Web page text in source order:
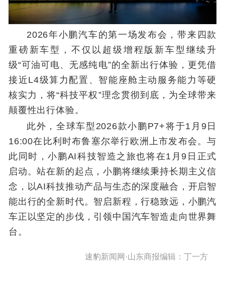
2026年小鹏汽车的第一场发布会，带来四款
重磅新车型，不仅以超级增程版新车型继续升
级“可油可电、无感纯电”的全新出行体验，更凭借
接近L4级算力配置、智能座舱主动服务能力等硬
核实力，将“科技平权”理念贯彻到底，为全球带来
颠覆性出行体验。
此外，全球车型2026款小鹏P7+将于1月9日
16:00在比利时布鲁塞尔举行欧洲上市发布会。与
此同时，小鹏AI科技智造之旅也将在1月9日正式
启动。站在新的起点，小鹏将继续秉持长期主义信
念，以AI科技推动产品与生态的深度融合，开启智
能出行的全新时代。智启新程，行稳致远，小鹏汽
车正以坚定的步伐，引领中国汽车智造走向世界舞
台。
速豹新闻网·山东商报编辑：丁一方